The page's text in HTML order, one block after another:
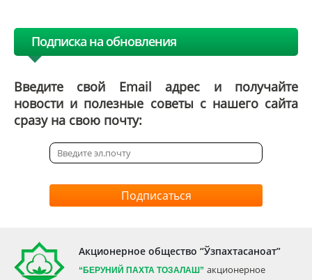
Подписка на обновления
Введите свой Email адрес и получайте
новости и полезные советы с нашего сайта
сразу на свою почту:
Подписаться
Акционерное общество “Ўзпахтасаноат”
“БЕРУНИЙ ПАХТА ТОЗАЛАШ” акционерное